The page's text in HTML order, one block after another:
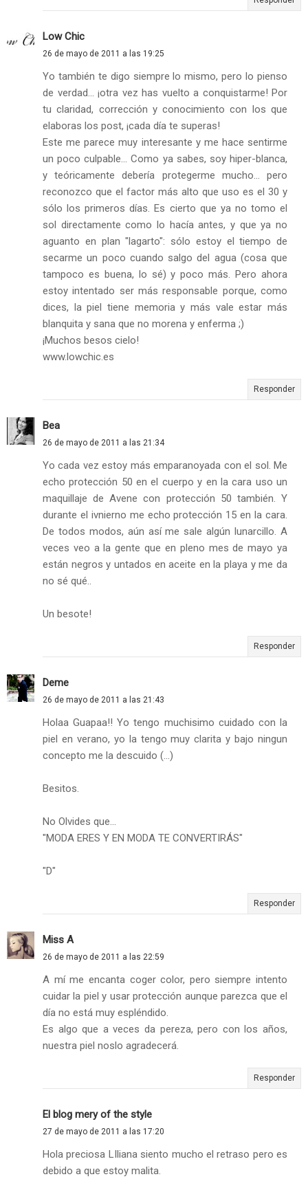
Low Chic
26 de mayo de 2011 a las 19:25
Yo también te digo siempre lo mismo, pero lo pienso
de verdad... ¡otra vez has vuelto a conquistarme! Por
tu claridad, corrección y conocimiento con los que
elaboras los post, ¡cada día te superas!
Este me parece muy interesante y me hace sentirme
un poco culpable... Como ya sabes, soy hiper-blanca,
y teóricamente debería protegerme mucho... pero
reconozco que el factor más alto que uso es el 30 y
sólo los primeros días. Es cierto que ya no tomo el
sol directamente como lo hacía antes, y que ya no
aguanto en plan "lagarto": sólo estoy el tiempo de
secarme un poco cuando salgo del agua (cosa que
tampoco es buena, lo sé) y poco más. Pero ahora
estoy intentado ser más responsable porque, como
dices, la piel tiene memoria y más vale estar más
blanquita y sana que no morena y enferma ;)
¡Muchos besos cielo!
www.lowchic.es
Responder
Bea
26 de mayo de 2011 a las 21:34
Yo cada vez estoy más emparanoyada con el sol. Me
echo protección 50 en el cuerpo y en la cara uso un
maquillaje de Avene con protección 50 también. Y
durante el ivnierno me echo protección 15 en la cara.
De todos modos, aún así me sale algún lunarcillo. A
veces veo a la gente que en pleno mes de mayo ya
están negros y untados en aceite en la playa y me da
no sé qué..
Un besote!
Responder
Deme
26 de mayo de 2011 a las 21:43
Holaa Guapaa!! Yo tengo muchisimo cuidado con la
piel en verano, yo la tengo muy clarita y bajo ningun
concepto me la descuido (...)
Besitos.
No Olvides que...
"MODA ERES Y EN MODA TE CONVERTIRÁS"
"D"
Responder
Miss A
26 de mayo de 2011 a las 22:59
A mí me encanta coger color, pero siempre intento
cuidar la piel y usar protección aunque parezca que el
día no está muy espléndido.
Es algo que a veces da pereza, pero con los años,
nuestra piel noslo agradecerá.
Responder
El blog mery of the style
27 de mayo de 2011 a las 17:20
Hola preciosa LIliana siento mucho el retraso pero es
debido a que estoy malita.